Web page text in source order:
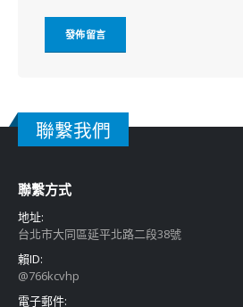
聯繫我們
聯繫方式
地址:
台北市大同區延平北路二段38號
賴ID:
@766kcvhp
電子郵件: